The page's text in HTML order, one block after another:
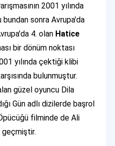
2001 yılında
bundan sonra Avrupa'da
4. olan Hatice
bir dönüm noktası
yılında çektiği klibi
bulunmuştur.
güzel oyuncu Dila
Gün adlı dizilerde başrol
filminde de Ali
geçmiştir.